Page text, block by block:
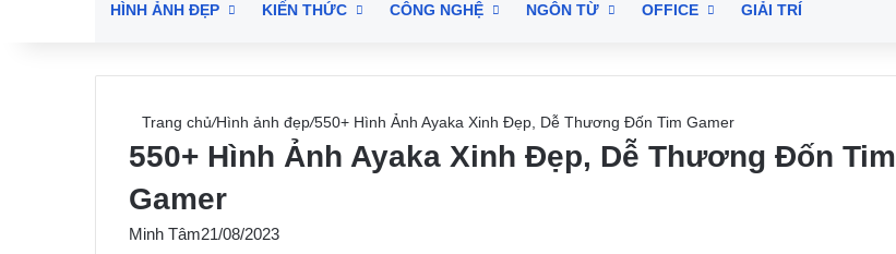
HÌNH ẢNH ĐẸP KIẾN THỨC CÔNG NGHỆ NGÔN TỪ OFFICE GIẢI TRÍ
Trang chủ/Hình ảnh đẹp/550+ Hình Ảnh Ayaka Xinh Đẹp, Dễ Thương Đốn Tim Gamer
550+ Hình Ảnh Ayaka Xinh Đẹp, Dễ Thương Đốn Tim
Gamer
Minh Tâm21/08/2023